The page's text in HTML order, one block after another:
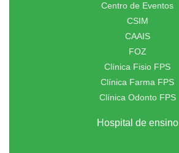
Centro de Eventos
CSIM
CAAIS
FOZ
Clínica Fisio FPS
Clínica Farma FPS
Clínica Odonto FPS
Hospital de ensino